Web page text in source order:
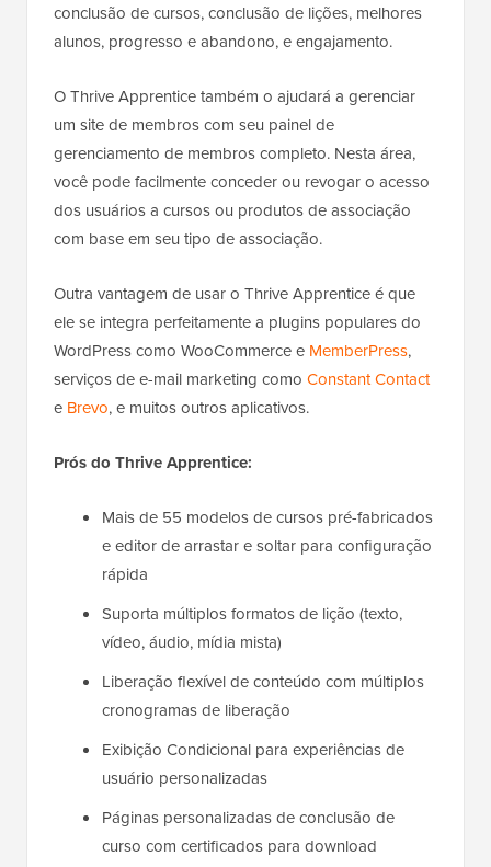
conclusão de cursos, conclusão de lições, melhores
alunos, progresso e abandono, e engajamento.
O Thrive Apprentice também o ajudará a gerenciar
um site de membros com seu painel de
gerenciamento de membros completo. Nesta área,
você pode facilmente conceder ou revogar o acesso
dos usuários a cursos ou produtos de associação
com base em seu tipo de associação.
Outra vantagem de usar o Thrive Apprentice é que
ele se integra perfeitamente a plugins populares do
WordPress como WooCommerce e MemberPress,
serviços de e-mail marketing como Constant Contact
e Brevo, e muitos outros aplicativos.
Prós do Thrive Apprentice:
Mais de 55 modelos de cursos pré-fabricados
e editor de arrastar e soltar para configuração
rápida
Suporta múltiplos formatos de lição (texto,
vídeo, áudio, mídia mista)
Liberação flexível de conteúdo com múltiplos
cronogramas de liberação
Exibição Condicional para experiências de
usuário personalizadas
Páginas personalizadas de conclusão de
curso com certificados para download